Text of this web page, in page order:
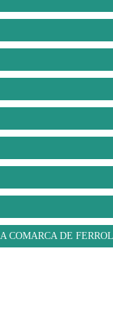
COMARCA DE FERROL